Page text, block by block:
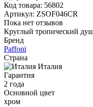
Код товара: 56802
Артикул: ZSOF046CR
Пока нет отзывов
Круглый тропический
Бренд
Paffoni
Страна
Италия
Гарантия
2 года
Основной цвет
хром